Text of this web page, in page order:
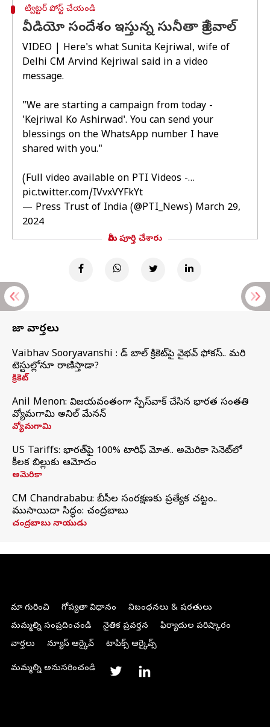
ట్విట్టర్ పోస్ట్ చేయండి
వీడియో సందేశం ఇస్తున్న సునీతా కేజ్రీవాల్
VIDEO | Here's what Sunita Kejriwal, wife of
Delhi CM Arvind Kejriwal said in a video
message.
"We are starting a campaign from today -
'Kejriwal Ko Ashirwad'. You can send your
blessings on the WhatsApp number I have
shared with you."
(Full video available on PTI Videos -…
pic.twitter.com/IVvxVYFkYt
— Press Trust of India (@PTI_News) March 29,
2024
మీరు పూర్తి చేశారు
తాజా వార్తలు
Vaibhav Sooryavanshi : రెడ్ బాల్ క్రికెట్‌పై వైభవ్ ఫోకస్.. మరి
టెస్టుల్లోనూ రాణిస్తాడా?
క్రికెట్
Anil Menon: విజయవంతంగా స్పేస్‌వాక్‌ చేసిన భారత సంతతి
వ్యోమగామి అనిల్‌ మేనన్
వ్యోమగామి
US Tariffs: భారత్‌పై 100% టారిఫ్‌ మోత.. అమెరికా సెనెట్‌లో
కీలక బిల్లుకు ఆమోదం
అమెరికా
CM Chandrababu: బీసీల సంరక్షణకు ప్రత్యేక చట్టం..
ముసాయిదా సిద్ధం: చంద్రబాబు
చంద్రబాబు నాయుడు
మా గురించి గోప్యతా విధానం
నిబంధనలు & షరతులు
మమ్మల్ని సంప్రదించండి
నైతిక ప్రవర్తన
ఫిర్యాదుల పరిష్కారం
వార్తలు
న్యూస్ ఆర్కైవ్ టాపిక్స్ ఆర్కైవ్స్
మమ్మల్ని అనుసరించండి